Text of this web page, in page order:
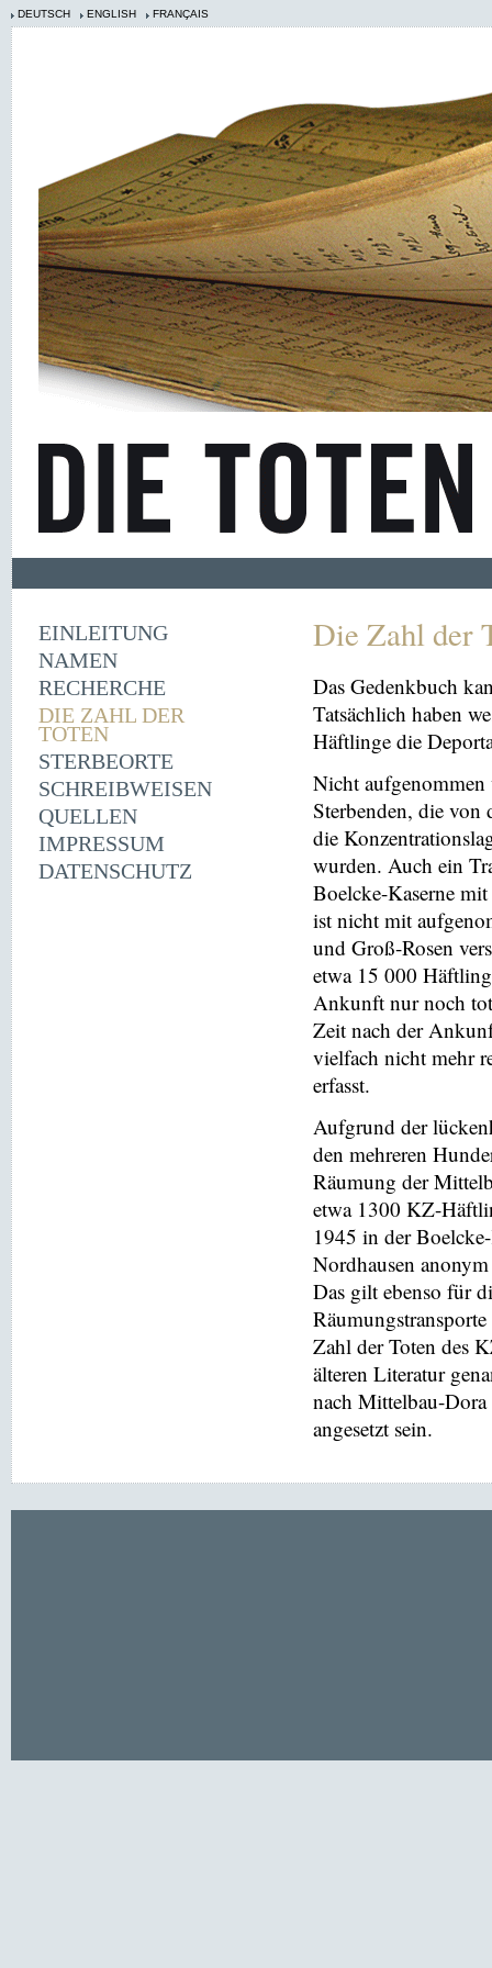
DEUTSCH ENGLISH FRANÇAIS
EINLEITUNG
NAMEN
RECHERCHE
DIE ZAHL DER
TOTEN
STERBEORTE
SCHREIBWEISEN
QUELLEN
IMPRESSUM
DATENSCHUTZ
Die Zahl der
Das Gedenkbuch
Tatsächlich haben
Häftlinge die
Nicht
Sterbenden, die
die
wurden. Auch ein
Boelcke-Kaserne
ist nicht mit
und Groß-Rosen
etwa 15 000
Ankunft nur noch tot
Zeit nach der
vielfach nicht mehr
erfasst.
Aufgrund der
den mehreren
Räumung der
etwa 1300 KZ-
1945 in der
Nordhausen
Das gilt ebenso für
Zahl der Toten des
älteren Literatur
nach Mittelbau-
angesetzt sein.